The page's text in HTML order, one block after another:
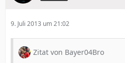
9. Juli 2013 um 21:02
Zitat von Bayer04Bro